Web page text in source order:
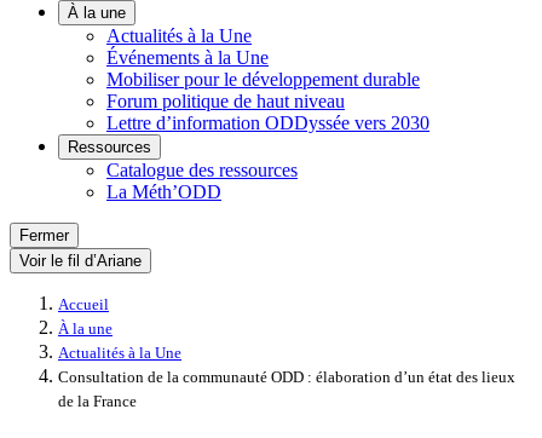
À la une
Actualités à la Une
Événements à la Une
Mobiliser pour le développement durable
Forum politique de haut niveau
Lettre d’information ODDyssée vers 2030
Ressources
Catalogue des ressources
La Méth’ODD
Fermer
Voir le fil d’Ariane
Accueil
À la une
Actualités à la Une
Consultation de la communauté ODD : élaboration d’un état des lieux
de la France